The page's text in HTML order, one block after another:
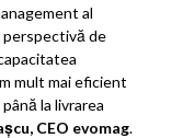
al
perspectivă de
mult mai eficient
la livrarea
CEO evomag.